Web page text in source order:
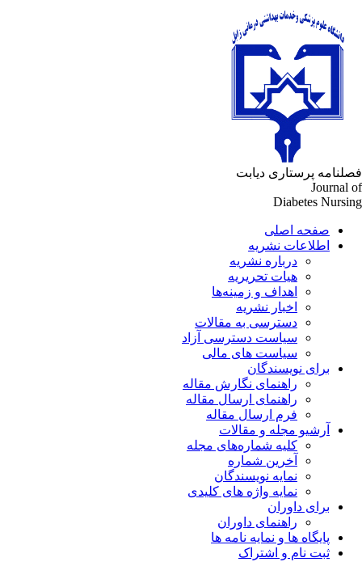
پرستاری دیابت
Journal
Diabetes
صفحه اصلی
اطلاعات نشریه
درباره نشریه
هیات تحریریه
اهداف و زمینه‌ها
اخبار نشریه
دسترسی به مقالات
سیاست دسترسی آزاد
سیاست های مالی
برای نویسندگان
راهنمای نگارش مقاله
راهنمای ارسال مقاله
فرم ارسال مقاله
آرشیو مجله و مقالات
کلیه شماره‌های مجله
آخرین شماره
نمایه نویسندگان
نمایه واژه های کلیدی
برای داوران
راهنمای داوران
پایگاه ها و نمایه نامه ها
ثبت نام و اشتراک